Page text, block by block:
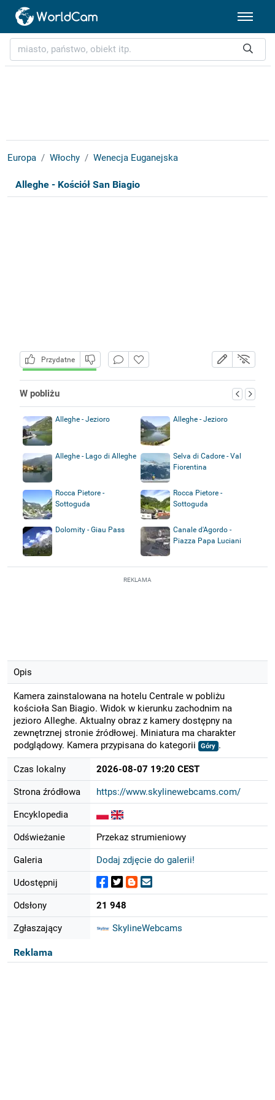
Europa Włochy Wenecja Euganejska
Alleghe - Kościół San Biagio
Przydatne
W pobliżu
Alleghe - Jezioro Alleghe - Jezioro
Alleghe - Lago di Alleghe
Selva di Cadore - Val
Fiorentina
Rocca Pietore -
Sottoguda
Rocca Pietore -
Sottoguda
Dolomity - Giau Pass
Canale d'Agordo -
Piazza Papa Luciani
REKLAMA
Opis
Kamera zainstalowana na hotelu Centrale w pobliżu
kościoła San Biagio. Widok w kierunku zachodnim na
jezioro Alleghe. Aktualny obraz z kamery dostępny na
zewnętrznej stronie źródłowej. Miniatura ma charakter
podglądowy. Kamera przypisana do kategorii
Góry .
Czas lokalny 2026-08-07 19:20 CEST
Strona źródłowa https://www.skylinewebcams.com/
Encyklopedia
Odświeżanie Przekaz strumieniowy
Galeria Dodaj zdjęcie do galerii!
Udostępnij
Odsłony 21 948
Zgłaszający SkylineWebcams
Reklama